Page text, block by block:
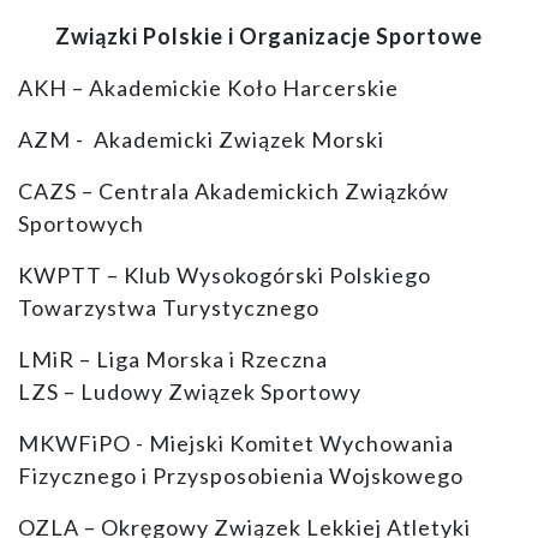
Związki Polskie i Organizacje Sportowe
AKH – Akademickie Koło Harcerskie
AZM - Akademicki Związek Morski
CAZS – Centrala Akademickich Związków
Sportowych
KWPTT – Klub Wysokogórski Polskiego
Towarzystwa Turystycznego
LMiR – Liga Morska i Rzeczna
LZS – Ludowy Związek Sportowy
MKWFiPO - Miejski Komitet Wychowania
Fizycznego i Przysposobienia Wojskowego
OZLA – Okręgowy Związek Lekkiej Atletyki